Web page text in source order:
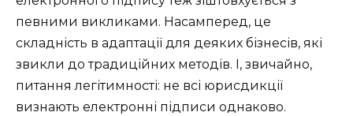
певними викликами. Насамперед, це
складність в адаптації для деяких бізнесів, які
звикли до традиційних методів. І, звичайно,
питання легітимності: не всі юрисдикції
визнають електронні підписи однаково.